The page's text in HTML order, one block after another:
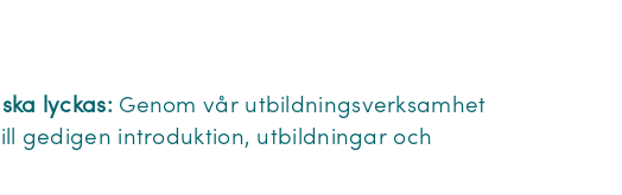
lyckas:Genom vår utbildningsverksamhet
gedigen introduktion, utbildningar och